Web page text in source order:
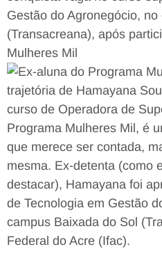
Gestão do Agronegócio,
(Transacreana), após
Mulheres Mil
trajetória de Hamayana
curso de Operadora de
Programa Mulheres Mil, é
que merece ser contada,
mesma. Ex-detenta (como
destacar), Hamayana foi
de Tecnologia em Gestão
campus Baixada do Sol
Federal do Acre (Ifac).